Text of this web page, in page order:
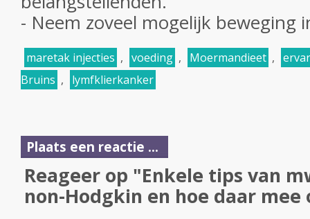
- Neem zoveel mogelijk beweging
maretak injecties , voeding , Moermandieet ,
Bruins , lymfklierkanker
Plaats een reactie ...
Reageer op "Enkele tips van
non-Hodgkin en hoe daar